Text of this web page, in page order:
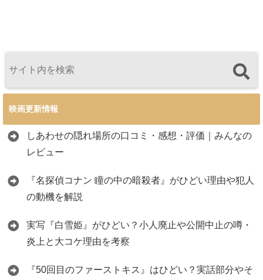
映画更新情報
しあわせの隠れ場所の口コミ・感想・評価｜みんなの
レビュー
『名探偵コナン 瞳の中の暗殺者』がひどい理由や犯人
の動機を解説
実写『白雪姫』がひどい？小人廃止や公開中止の噂・
炎上と大コケ理由を考察
『50回目のファーストキス』はひどい？実話部分やそ